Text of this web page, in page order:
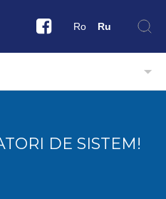
Ro Ru
DE SISTEM!